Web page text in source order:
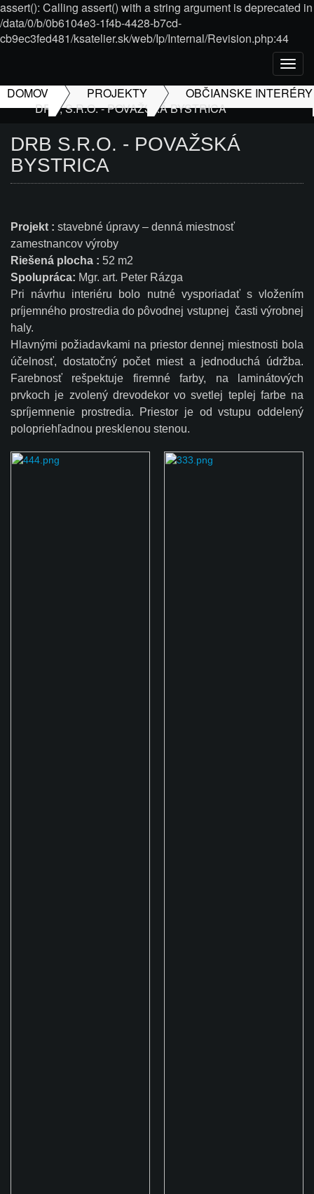
assert(): Calling assert() with a string argument is deprecated in
/data/0/b/0b6104e3-1f4b-4428-b7cd-
cb9ec3fed481/ksatelier.sk/web/Ip/Internal/Revision.php:44
DOMOV PROJEKTY
OBČIANSKE INTERÉRY
DRB, S.R.O. - POVAŽSKÁ BYSTRICA
DRB S.R.O. - POVAŽSKÁ
BYSTRICA
Projekt : stavebné úpravy – denná miestnosť
zamestnancov výroby
Riešená plocha : 52 m2
Spolupráca: Mgr. art. Peter Rázga
Pri návrhu interiéru bolo nutné vysporiadať s vložením
príjemného prostredia do pôvodnej vstupnej časti výrobnej
haly.
Hlavnými požiadavkami na priestor dennej miestnosti bola
účelnosť, dostatočný počet miest a jednoduchá údržba.
Farebnosť rešpektuje firemné farby, na laminátových
prvkoch je zvolený drevodekor vo svetlej teplej farbe na
spríjemnenie prostredia. Priestor je od vstupu oddelený
polopriehľadnou presklenou stenou.